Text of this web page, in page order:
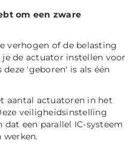
om een zware
verhogen of de belasting
de actuator instellen voor
'geboren' is als één
aantal actuatoren in het
veiligheidsinstelling
een parallel IC-systeem